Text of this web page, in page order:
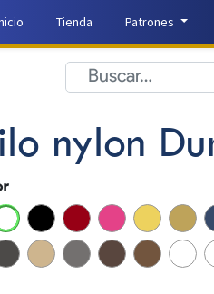
Tienda Patrones
nylon